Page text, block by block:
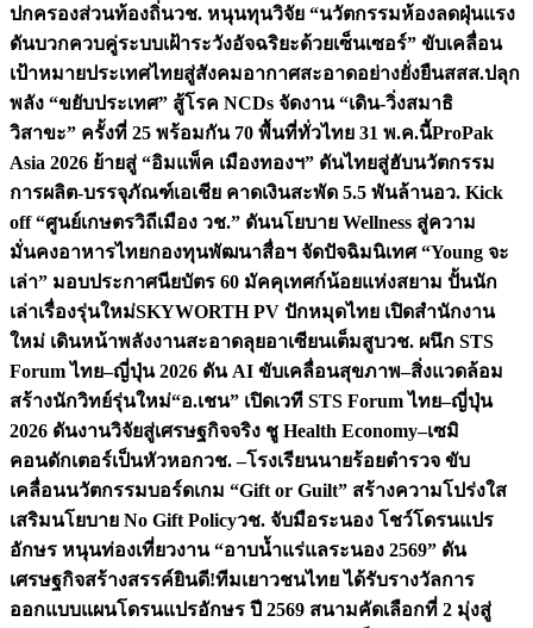
ปกครองส่วนท้องถิ่นวช. หนุนทุนวิจัย “นวัตกรรมห้องลดฝุ่นแรง
ดันบวกควบคู่ระบบเฝ้าระวังอัจฉริยะด้วยเซ็นเซอร์” ขับเคลื่อน
เป้าหมายประเทศไทยสู่สังคมอากาศสะอาดอย่างยั่งยืนสสส.ปลุก
พลัง “ขยับประเทศ” สู้โรค NCDs จัดงาน “เดิน-วิ่งสมาธิ
วิสาขะ” ครั้งที่ 25 พร้อมกัน 70 พื้นที่ทั่วไทย 31 พ.ค.นี้ProPak
Asia 2026 ย้ายสู่ “อิมแพ็ค เมืองทองฯ” ดันไทยสู่ฮับนวัตกรรม
การผลิต-บรรจุภัณฑ์เอเชีย คาดเงินสะพัด 5.5 พันล้านอว. Kick
off “ศูนย์เกษตรวิถีเมือง วช.” ดันนโยบาย Wellness สู่ความ
มั่นคงอาหารไทยกองทุนพัฒนาสื่อฯ จัดปัจฉิมนิเทศ “Young จะ
เล่า” มอบประกาศนียบัตร 60 มัคคุเทศก์น้อยแห่งสยาม ปั้นนัก
เล่าเรื่องรุ่นใหม่SKYWORTH PV ปักหมุดไทย เปิดสำนักงาน
ใหม่ เดินหน้าพลังงานสะอาดลุยอาเซียนเต็มสูบวช. ผนึก STS
Forum ไทย–ญี่ปุ่น 2026 ดัน AI ขับเคลื่อนสุขภาพ–สิ่งแวดล้อม
สร้างนักวิทย์รุ่นใหม่“อ.เชน” เปิดเวที STS Forum ไทย–ญี่ปุ่น
2026 ดันงานวิจัยสู่เศรษฐกิจจริง ชู Health Economy–เซมิ
คอนดักเตอร์เป็นหัวหอกวช. –โรงเรียนนายร้อยตำรวจ ขับ
เคลื่อนนวัตกรรมบอร์ดเกม “Gift or Guilt” สร้างความโปร่งใส
เสริมนโยบาย No Gift Policyวช. จับมือระนอง โชว์โดรนแปร
อักษร หนุนท่องเที่ยวงาน “อาบน้ำแร่แลระนอง 2569” ดัน
เศรษฐกิจสร้างสรรค์ยินดี!ทีมเยาวชนไทย ได้รับรางวัลการ
ออกแบบแผนโดรนแปรอักษร ปี 2569 สนามคัดเลือกที่ 2 มุ่งสู่